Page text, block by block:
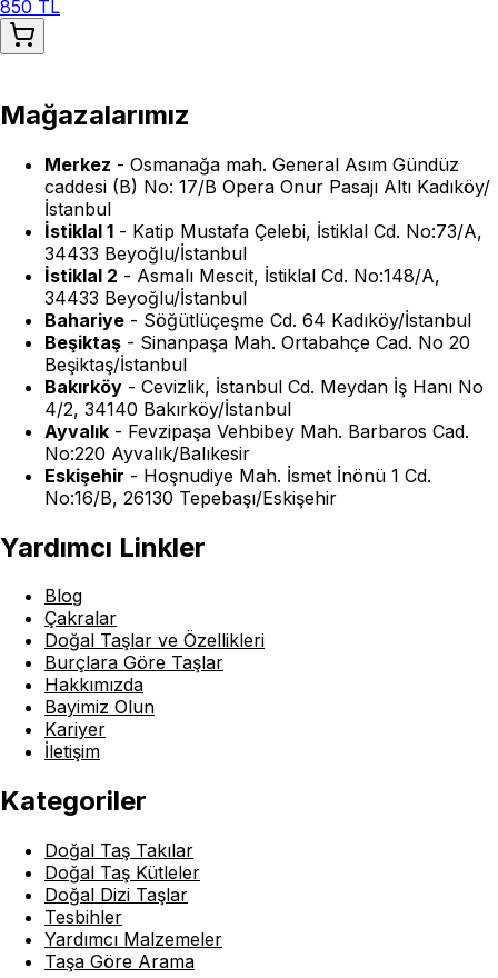
850 TL
Mağazalarımız
Merkez - Osmanağa mah. General Asım Gündüz
caddesi (B) No: 17/B Opera Onur Pasajı Altı Kadıköy/
İstanbul
İstiklal 1 - Katip Mustafa Çelebi, İstiklal Cd. No:73/A,
34433 Beyoğlu/İstanbul
İstiklal 2 - Asmalı Mescit, İstiklal Cd. No:148/A,
34433 Beyoğlu/İstanbul
Bahariye - Söğütlüçeşme Cd. 64 Kadıköy/İstanbul
Beşiktaş - Sinanpaşa Mah. Ortabahçe Cad. No 20
Beşiktaş/İstanbul
Bakırköy - Cevizlik, İstanbul Cd. Meydan İş Hanı No
4/2, 34140 Bakırköy/İstanbul
Ayvalık - Fevzipaşa Vehbibey Mah. Barbaros Cad.
No:220 Ayvalık/Balıkesir
Eskişehir - Hoşnudiye Mah. İsmet İnönü 1 Cd.
No:16/B, 26130 Tepebaşı/Eskişehir
Yardımcı Linkler
Blog
Çakralar
Doğal Taşlar ve Özellikleri
Burçlara Göre Taşlar
Hakkımızda
Bayimiz Olun
Kariyer
İletişim
Kategoriler
Doğal Taş Takılar
Doğal Taş Kütleler
Doğal Dizi Taşlar
Tesbihler
Yardımcı Malzemeler
Taşa Göre Arama